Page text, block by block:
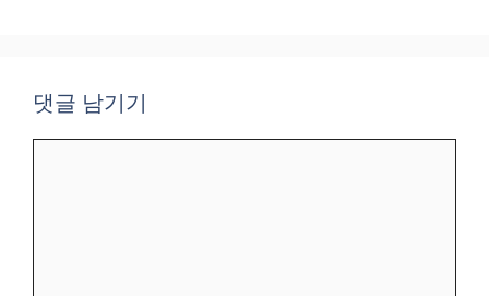
댓글 남기기